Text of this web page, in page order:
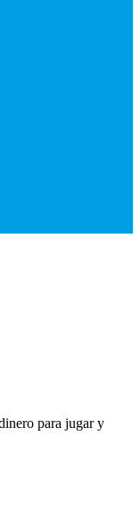
para jugar y